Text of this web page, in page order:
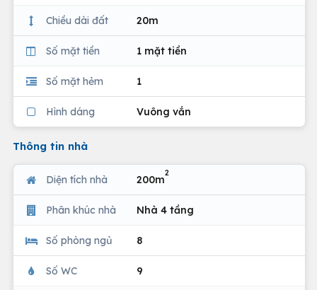
Chiều dài đất 20m
Số mặt tiền 1 mặt tiền
Số mặt hẻm 1
Hình dáng Vuông vắn
Thông tin nhà
Diện tích nhà 200m
2
Phân khúc nhà Nhà 4 tầng
Số phòng ngủ 8
Số WC 9